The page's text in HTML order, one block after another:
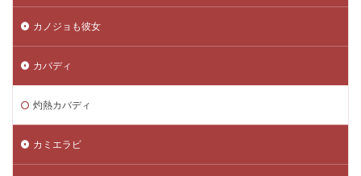
カノジョも彼女
カバディ
灼熱カバディ
カミエラビ